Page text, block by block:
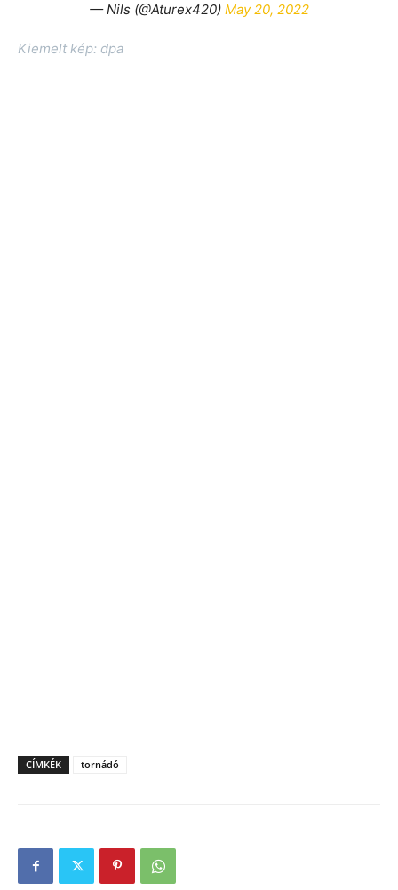
— Nils (@Aturex420) May 20, 2022
Kiemelt kép: dpa
CÍMKÉK tornádó